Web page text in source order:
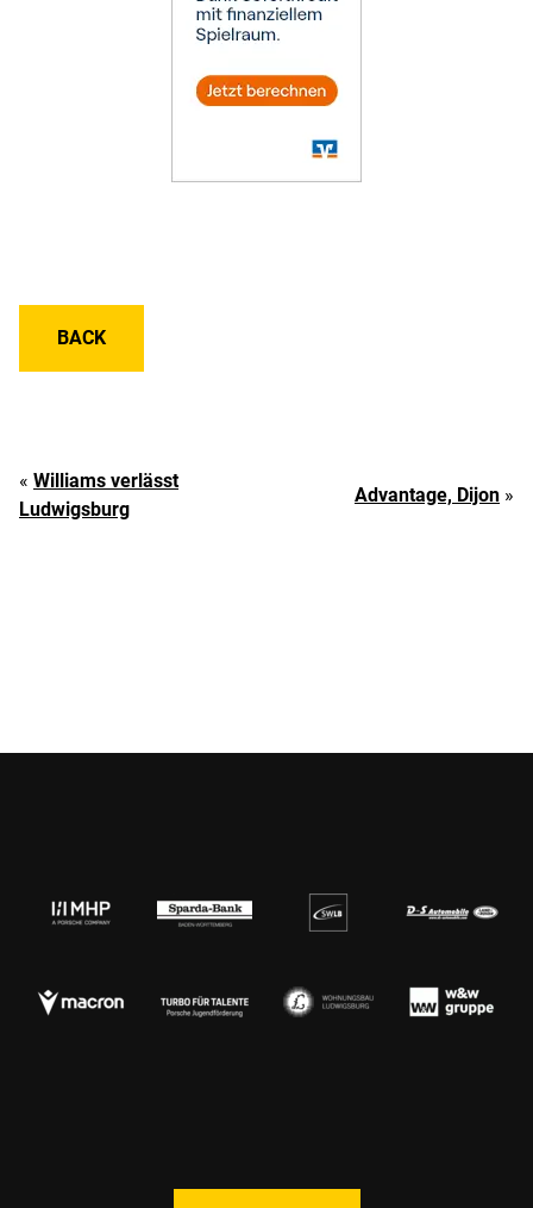
BACK
« Williams verlässt
Ludwigsburg
Advantage, Dijon »